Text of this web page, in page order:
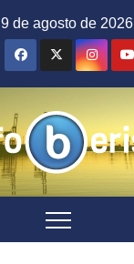
9 de agosto de 2026